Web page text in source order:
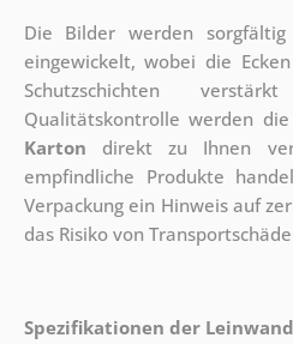
Die Bilder werden
eingewickelt, wobei die
Schutzschichten
Qualitätskontrolle werden
Karton direkt zu Ihnen
empfindliche Produkte
Verpackung ein Hinweis auf
das Risiko von
Spezifikationen der